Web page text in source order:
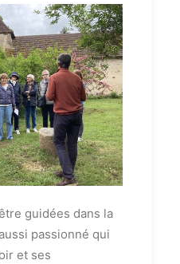
guidées dans la
passionné qui
et ses